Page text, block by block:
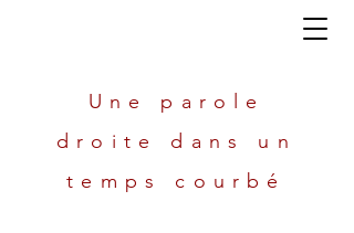
Une parole
droite dans un
temps courbé